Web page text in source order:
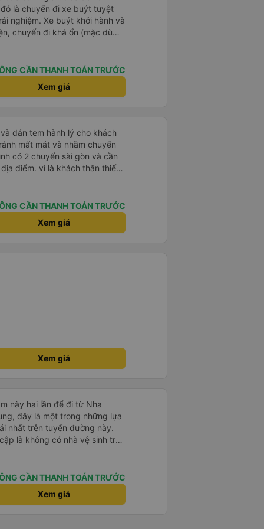
là chuyến đi xe buýt tuyệt
nghiệm. Xe buýt khởi hành và
chuyến đi khá ổn (mặc dù
của Việt Nam ^^), và chỗ
CẦN THANH TOÁN TRƯỚC
Xem giá
mất mát và nhầm chuyến
có 2 chuyến sài gòn và cần
thân thiết
và tin tưởng. tuy nhiên rất
nữa thì chắc chắn quy công ty
số 1 quy nhơn. rất cảm
CẦN THANH TOÁN TRƯỚC
Xem giá
Xem giá
này hai lần để đi từ Nha
đây là một trong những lựa
nhất trên tuyến đường này.
là không có nhà vệ sinh trên
trên một hành trình dài
Chuyến đi gần đây nhất của tôi
bị chậm khoảng một tiếng,
cho tôi, nên tôi không
CẦN THANH TOÁN TRƯỚC
Xem giá